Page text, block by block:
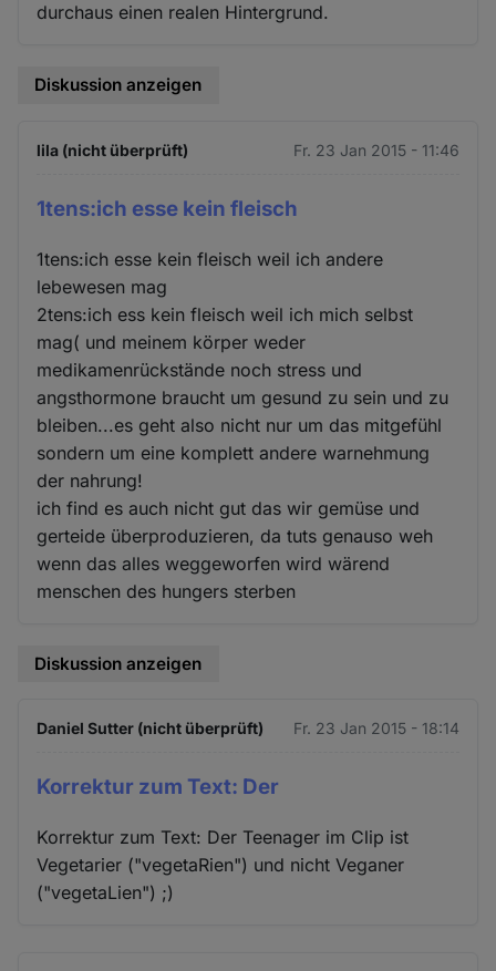
durchaus einen realen Hintergrund.
Diskussion anzeigen
lila (nicht überprüft) Fr. 23 Jan 2015 - 11:46
1tens:ich esse kein fleisch
1tens:ich esse kein fleisch weil ich andere
lebewesen mag
2tens:ich ess kein fleisch weil ich mich selbst
mag( und meinem körper weder
medikamenrückstände noch stress und
angsthormone braucht um gesund zu sein und zu
bleiben...es geht also nicht nur um das mitgefühl
sondern um eine komplett andere warnehmung
der nahrung!
ich find es auch nicht gut das wir gemüse und
gerteide überproduzieren, da tuts genauso weh
wenn das alles weggeworfen wird wärend
menschen des hungers sterben
Diskussion anzeigen
Daniel Sutter (nicht überprüft) Fr. 23 Jan 2015 - 18:14
Korrektur zum Text: Der
Korrektur zum Text: Der Teenager im Clip ist
Vegetarier ("vegetaRien") und nicht Veganer
("vegetaLien") ;)